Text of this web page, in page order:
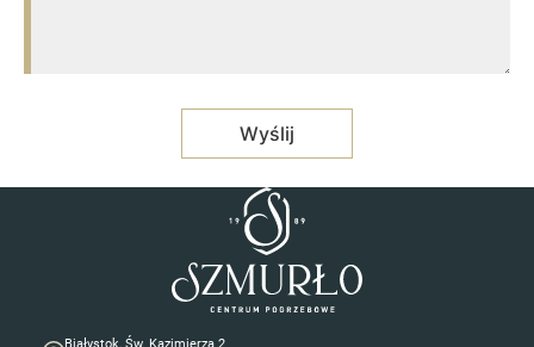
Białystok, Św. Kazimierza 2